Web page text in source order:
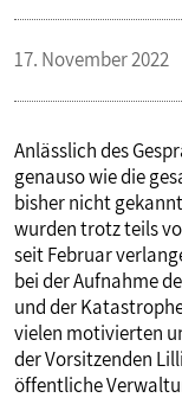
17. November 2022
Anlässlich des
genauso wie die
bisher nicht
wurden trotz teils
seit Februar
bei der Aufnahme
und der
vielen motivierten
der Vorsitzenden
öffentliche